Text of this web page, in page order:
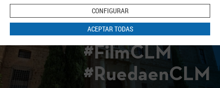
CONFIGURAR
ACEPTAR TODAS
#FilmCLM
#RuedaenCLM